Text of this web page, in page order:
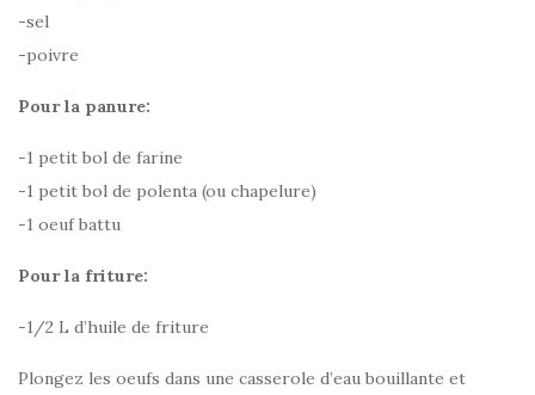
-sel
-poivre
Pour la panure:
-1 petit bol de farine
-1 petit bol de polenta (ou chapelure)
-1 oeuf battu
Pour la friture:
-1/2 L d’huile de friture
Plongez les oeufs dans une casserole d’eau bouillante et